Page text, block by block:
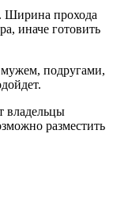
Ширина прохода
иначе готовить
подругами,
владельцы
разместить